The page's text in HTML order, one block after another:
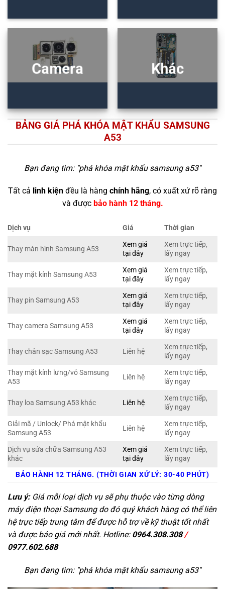
Camera Khác
BẢNG GIÁ PHÁ KHÓA MẬT KHẨU SAMSUNG
A53
Bạn đang tìm: "phá khóa mật khẩu samsung a53"
Tất cả linh kiện đều là hàng chính hãng, có xuất xứ rõ ràng
và được bảo hành 12 tháng.
Dịch vụ Giá Thời gian
Thay màn hình Samsung A53
Xem giá
tại đây
Xem trực tiếp,
lấy ngay
Thay mặt kính Samsung A53
Xem giá
tại đây
Xem trực tiếp,
lấy ngay
Thay pin Samsung A53
Xem giá
tại đây
Xem trực tiếp,
lấy ngay
Thay camera Samsung A53
Xem giá
tại đây
Xem trực tiếp,
lấy ngay
Thay chân sạc Samsung A53 Liên hệ
Xem trực tiếp,
lấy ngay
Thay mặt kính lưng/vỏ Samsung
A53
Liên hệ
Xem trực tiếp,
lấy ngay
Thay loa Samsung A53 khác Liên hệ
Xem trực tiếp,
lấy ngay
Giải mã / Unlock/ Phá mật khẩu
Samsung A53
Liên hệ
Xem trực tiếp,
lấy ngay
Dịch vụ sửa chữa Samsung A53
khác
Xem giá
tại đây
Xem trực tiếp,
lấy ngay
BẢO HÀNH 12 THÁNG. (THỜI GIAN XỬ LÝ: 30-40 PHÚT)
Lưu ý:Giá mỗi loại dịch vụ sẽ phụ thuộc vào từng dòng
máy điện thoại Samsung do đó quý khách hàng có thể liên
hệ trực tiếp trung tâm để được hỗ trợ về kỹ thuật tốt nhất
và được báo giá mới nhất. Hotline: 0964.308.308/
0977.602.688
Bạn đang tìm: "phá khóa mật khẩu samsung a53"